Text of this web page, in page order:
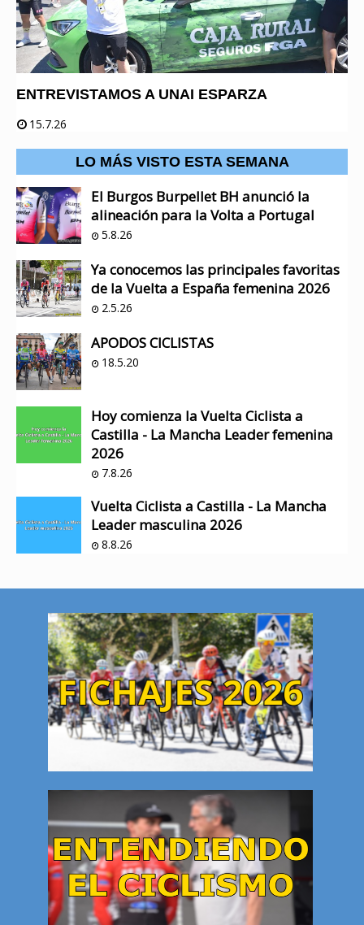
ENTREVISTAMOS A UNAI ESPARZA
15.7.26
LO MÁS VISTO ESTA SEMANA
El Burgos Burpellet BH anunció la
alineación para la Volta a Portugal
5.8.26
Ya conocemos las principales favoritas
de la Vuelta a España femenina 2026
2.5.26
APODOS CICLISTAS
18.5.20
Hoy comienza la Vuelta Ciclista a
Castilla - La Mancha Leader femenina
2026
7.8.26
Vuelta Ciclista a Castilla - La Mancha
Leader masculina 2026
8.8.26